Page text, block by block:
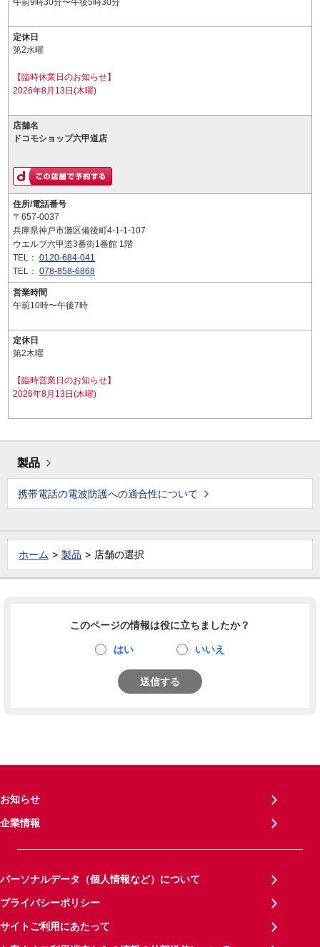
午前9時30分〜午後5時30分
定休日
第2水曜
【臨時休業日のお知らせ】
2026年8月13日(木曜)
店舗名
ドコモショップ六甲道店
住所/電話番号
〒657-0037
兵庫県神戸市灘区備後町4-1-1-107
ウエルブ六甲道3番街1番館 1階
TEL： 0120-684-041
TEL： 078-858-6868
営業時間
午前10時〜午後7時
定休日
第2木曜
【臨時営業日のお知らせ】
2026年8月13日(木曜)
製品
携帯電話の電波防護への適合性について
ホーム 製品 店舗の選択
このページの情報は役に立ちましたか？
はい いいえ
送信する
お知らせ
企業情報
パーソナルデータ（個人情報など）について
プライバシーポリシー
サイトご利用にあたって